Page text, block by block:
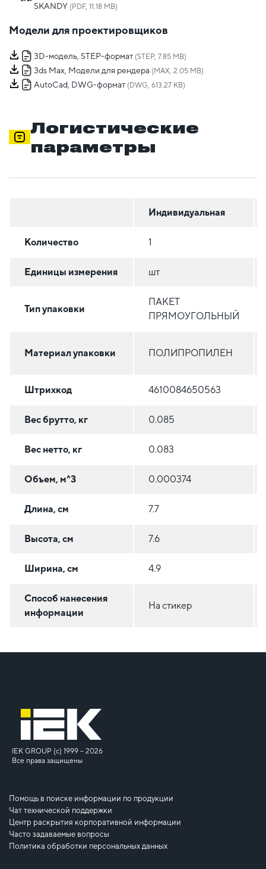
SKANDY (PDF, 11.18 MB)
Модели для проектировщиков
3D-модель, STEP-формат (STEP, 7.85 MB)
3ds Max, Модели для рендера (MAX, 2.05 MB)
AutoCad, DWG-формат (DWG, 613.27 KB)
Логистические
параметры
Индивидуальная
Количество 1
Единицы измерения шт
Тип упаковки
ПАКЕТ
ПРЯМОУГОЛЬНЫЙ
Материал упаковки ПОЛИПРОПИЛЕН
Штрихкод 4610084650563
Вес брутто, кг 0.085
Вес нетто, кг 0.083
Объем, м^3 0.000374
Длина, см 7.7
Высота, см 7.6
Ширина, см 4.9
Способ нанесения
информации
На стикер
IEK GROUP (c) 1999 – 2026
Все права защищены
Помощь в поиске информации по продукции
Чат технической поддержки
Центр раскрытия корпоративной информации
Часто задаваемые вопросы
Политика обработки персональных данных